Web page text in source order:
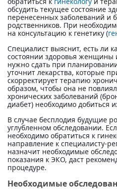
обсудить текущее состояние
перенесенных заболеваний и
родственников. При
на консультацию к генетику (
Специалист выяснит, есть ли
состоянии здоровья женщины
нужно сдать при
уточнит лекарства, которые
скорректирует терапию
образом, чтобы она не
хронических заболеваний
диабет) необходимо добиться
В случае бесплодия будущие
углубленном обследовании.
необходимо обратиться к
направление к специалисту-
назначит необходимые
показания к ЭКО, даст
процедуре.
Необходимые